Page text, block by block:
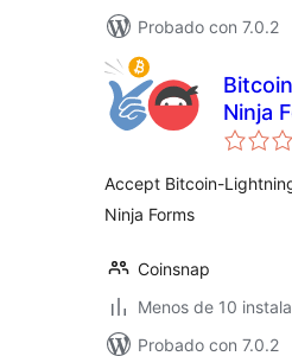
Probado con 7.0.2
Ninja
Accept Bitcoin-
Ninja Forms
Coinsnap
Menos de 10
Probado con 7.0.2